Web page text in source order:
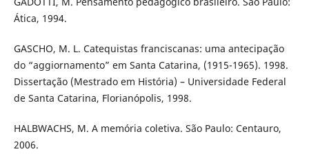
Ática, 1994.
GASCHO, M. L. Catequistas franciscanas: uma antecipação
do “aggiornamento” em Santa Catarina, (1915-1965). 1998.
Dissertação (Mestrado em História) – Universidade Federal
de Santa Catarina, Florianópolis, 1998.
HALBWACHS, M. A memória coletiva. São Paulo: Centauro,
2006.